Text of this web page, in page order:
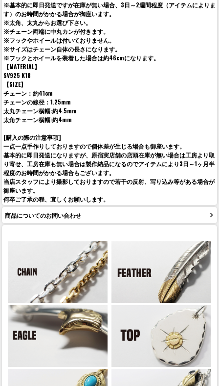
※基本的に即日発送ですが在庫が無い場合、3日～2週間程度（アイテムによりま
す）のお時間がかかる場合が御座います。
※太角、太丸からお選び下さい。
※チェーン両端に中丸カンが付きます。
※フックやホイールは付いておりません。
※サイズはチェーン自体の長さになります。
※フックとホイールを装着した場合は約46cmになります。
【MATERIAL】
SV925 K18
【SIZE】
チェーン：約41cm
チェーンの線径：1.25mm
太丸チェーン横幅:約4.5mm
太角チェーン横幅:約4mm
[購入の際の注意事項]
一点一点手作りしておりますので個体差が生じる場合も御座います。
基本的に即日発送になりますが、原宿実店舗の店頭在庫が無い場合は工房より取
り寄せ、工房在庫も無い場合は製作納品になるのでアイテムにより3日～1ヶ月半
程度のお時間がかかる場合もございます。
当店スタッフにより撮影しておりますので若干の反射、写り込み等がある場合が
御座います。
何卒ご了承の程、宜しくお願いします。
商品についてのお問い合わせ